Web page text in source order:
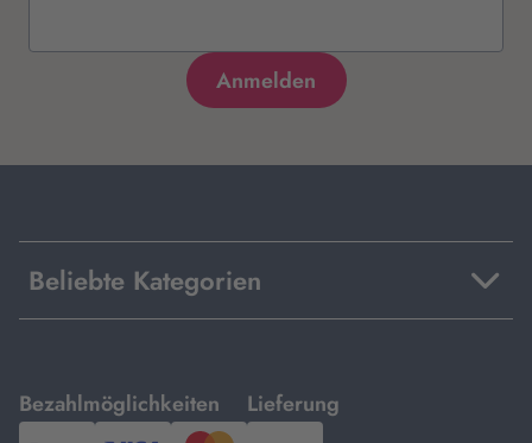
Beliebte Kategorien
Bezahlmöglichkeiten
mit
Lieferung
mit